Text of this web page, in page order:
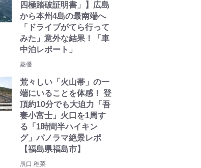
四極踏破証明書」】広島
から本州4島の最南端へ
「ドライブがてら行って
みた」意外な結果！「車
中泊レポート」
菱優
荒々しい「火山帯」の一
端にいることを体感！ 登
頂約10分でも大迫力「吾
妻小富士」火口を1周す
る「1時間半ハイキン
グ」パノラマ絶景レポ
【福島県福島市】
辰口 稚菜